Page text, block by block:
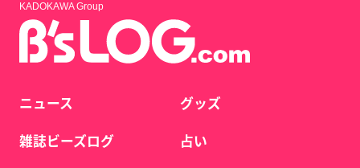
KADOKAWA Group
ニュース
雑誌ビーズログ
グッズ
占い